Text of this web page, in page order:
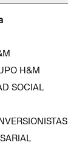
H&M
SOCIAL